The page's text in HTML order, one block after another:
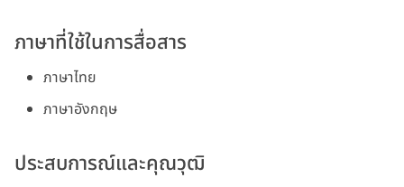
ภาษาที่ใช้ในการสื่อสาร
ภาษาไทย
ภาษาอังกฤษ
ประสบการณ์และคุณวุฒิ